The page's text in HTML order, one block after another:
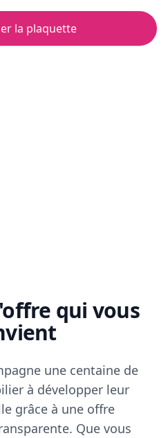
la plaquette
qui vous
une centaine de
à développer leur
grâce à une offre
Que vous